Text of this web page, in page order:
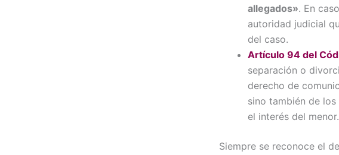
allegados». En
autoridad judicial
del caso.
Artículo 94 del
separación o
derecho de
sino también de
el interés del menor.
Siempre se reconoce el